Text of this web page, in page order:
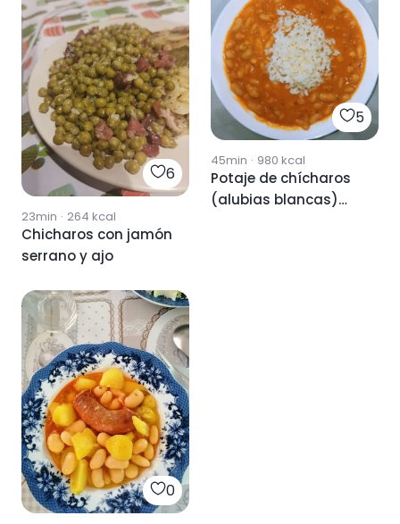
6
23min · 264 kcal
Chicharos con jamón
serrano y ajo
5
45min · 980 kcal
Potaje de chícharos
(alubias blancas)
0